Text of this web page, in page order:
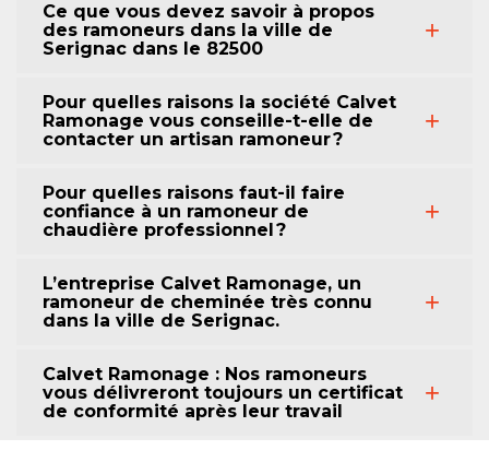
Ce que vous devez savoir à propos
des ramoneurs dans la ville de
Serignac dans le 82500
Pour quelles raisons la société Calvet
Ramonage vous conseille-t-elle de
contacter un artisan ramoneur ?
Pour quelles raisons faut-il faire
confiance à un ramoneur de
chaudière professionnel ?
L’entreprise Calvet Ramonage, un
ramoneur de cheminée très connu
dans la ville de Serignac.
Calvet Ramonage : Nos ramoneurs
vous délivreront toujours un certificat
de conformité après leur travail